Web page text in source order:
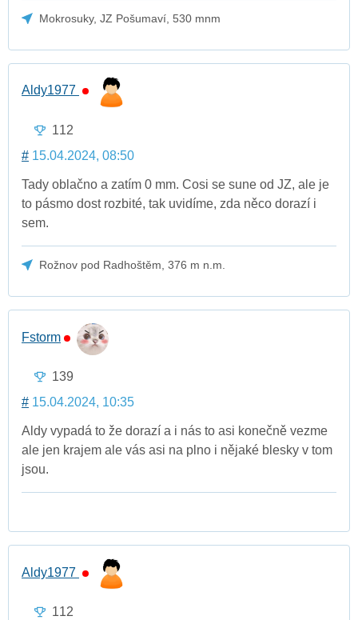
Mokrosuky, JZ Pošumaví, 530 mnm
Aldy1977
112
# 15.04.2024, 08:50
Tady oblačno a zatím 0 mm. Cosi se sune od JZ, ale je
to pásmo dost rozbité, tak uvidíme, zda něco dorazí i
sem.
Rožnov pod Radhoštěm, 376 m n.m.
Fstorm
139
# 15.04.2024, 10:35
Aldy vypadá to že dorazí a i nás to asi konečně vezme
ale jen krajem ale vás asi na plno i nějaké blesky v tom
jsou.
Aldy1977
112